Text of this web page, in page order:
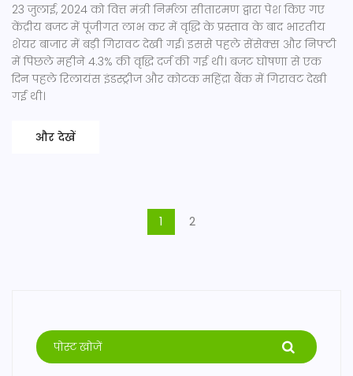
23 जुलाई, 2024 को वित्त मंत्री निर्मला सीतारमण द्वारा पेश किए गए
केंद्रीय बजट में पूंजीगत लाभ कर में वृद्धि के प्रस्ताव के बाद भारतीय
शेयर बाजार में बड़ी गिरावट देखी गई। इससे पहले सेंसेक्स और निफ्टी
में पिछले महीने 4.3% की वृद्धि दर्ज की गई थी। बजट घोषणा से एक
दिन पहले रिलायंस इंडस्ट्रीज और कोटक महिंद्रा बैंक में गिरावट देखी
गई थी।
और देखें
1 2